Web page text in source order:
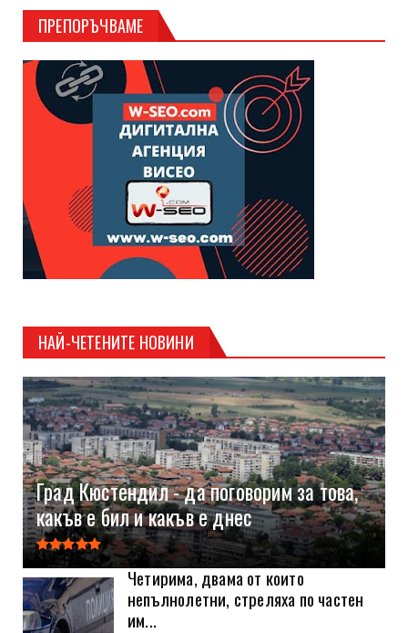
ПРЕПОРЪЧВАМЕ
НАЙ-ЧЕТЕНИТЕ НОВИНИ
Град Кюстендил - да поговорим за това,
какъв е бил и какъв е днес
Четирима, двама от които
непълнолетни, стреляха по частен
им...